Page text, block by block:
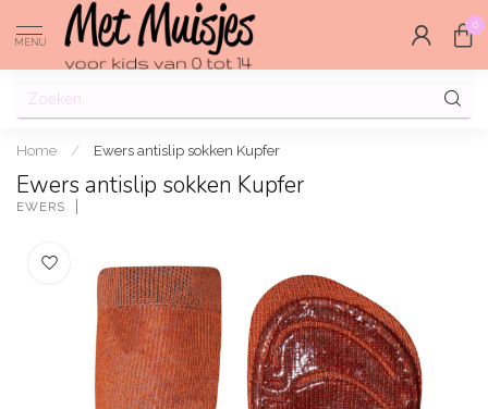
MENU
0
Home / Ewers antislip sokken Kupfer
Ewers antislip sokken Kupfer
EWERS